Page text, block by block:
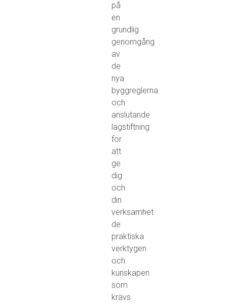
på
en
grundlig
genomgång
av
de
nya
byggreglerna
och
anslutande
lagstiftning
för
att
ge
dig
och
din
verksamhet
de
praktiska
verktygen
och
kunskapen
som
krävs